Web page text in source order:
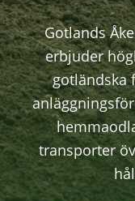
Gotlands
erbjuder
gotländska
transporter